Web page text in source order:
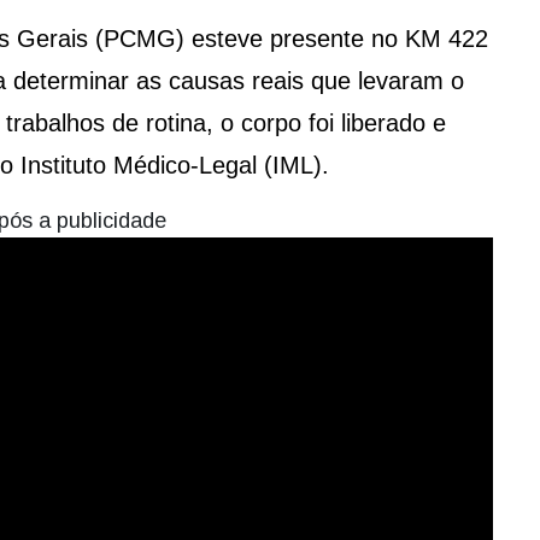
Gerais (PCMG) esteve presente no KM 422
as causas reais que levaram o
de rotina, o corpo foi liberado e
Instituto Médico-Legal (IML).
a publicidade